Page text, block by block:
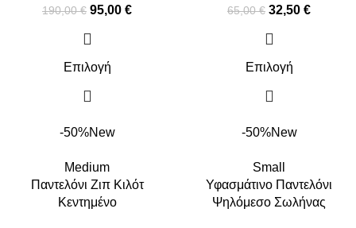
190,00€ 95,00 €
Επιλογή
65,00€ 32,50 €
Επιλογή
-50%New
Medium
Παντελόνι Ζιπ Κιλότ
Κεντημένο
-50%New
Small
Υφασμάτινο Παντελόνι
Ψηλόμεσο Σωλήνας